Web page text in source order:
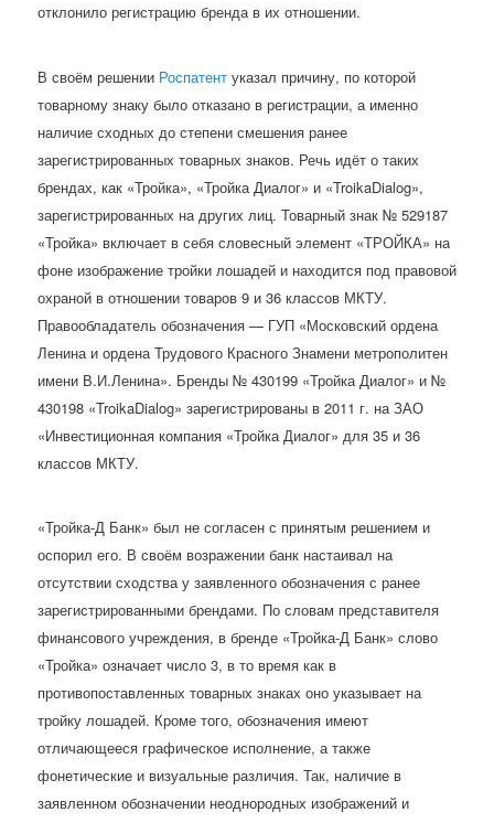
отклонило регистрацию бренда в их отношении.
В своём решении Роспатент указал причину, по которой
товарному знаку было отказано в регистрации, а именно
наличие сходных до степени смешения ранее
зарегистрированных товарных знаков. Речь идёт о таких
брендах, как «Тройка», «Тройка Диалог» и «TroikaDialog»,
зарегистрированных на других лиц. Товарный знак № 529187
«Тройка» включает в себя словесный элемент «ТРОЙКА» на
фоне изображение тройки лошадей и находится под правовой
охраной в отношении товаров 9 и 36 классов МКТУ.
Правообладатель обозначения — ГУП «Московский ордена
Ленина и ордена Трудового Красного Знамени метрополитен
имени В.И.Ленина». Бренды № 430199 «Тройка Диалог» и №
430198 «TroikaDialog» зарегистрированы в 2011 г. на ЗАО
«Инвестиционная компания «Тройка Диалог» для 35 и 36
классов МКТУ.
«Тройка-Д Банк» был не согласен с принятым решением и
оспорил его. В своём возражении банк настаивал на
отсутствии сходства у заявленного обозначения с ранее
зарегистрированными брендами. По словам представителя
финансового учреждения, в бренде «Тройка-Д Банк» слово
«Тройка» означает число 3, в то время как в
противопоставленных товарных знаках оно указывает на
тройку лошадей. Кроме того, обозначения имеют
отличающееся графическое исполнение, а также
фонетические и визуальные различия. Так, наличие в
заявленном обозначении неоднородных изображений и